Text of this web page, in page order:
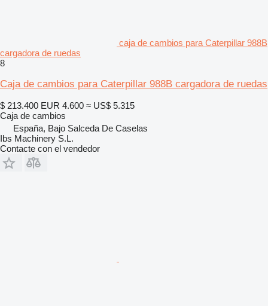
caja de cambios para Caterpillar 988B
cargadora de ruedas
8
Caja de cambios para Caterpillar 988B cargadora de ruedas
$ 213.400 EUR 4.600 ≈ US$ 5.315
Caja de cambios
España, Bajo Salceda De Caselas
Ibs Machinery S.L.
Contacte con el vendedor